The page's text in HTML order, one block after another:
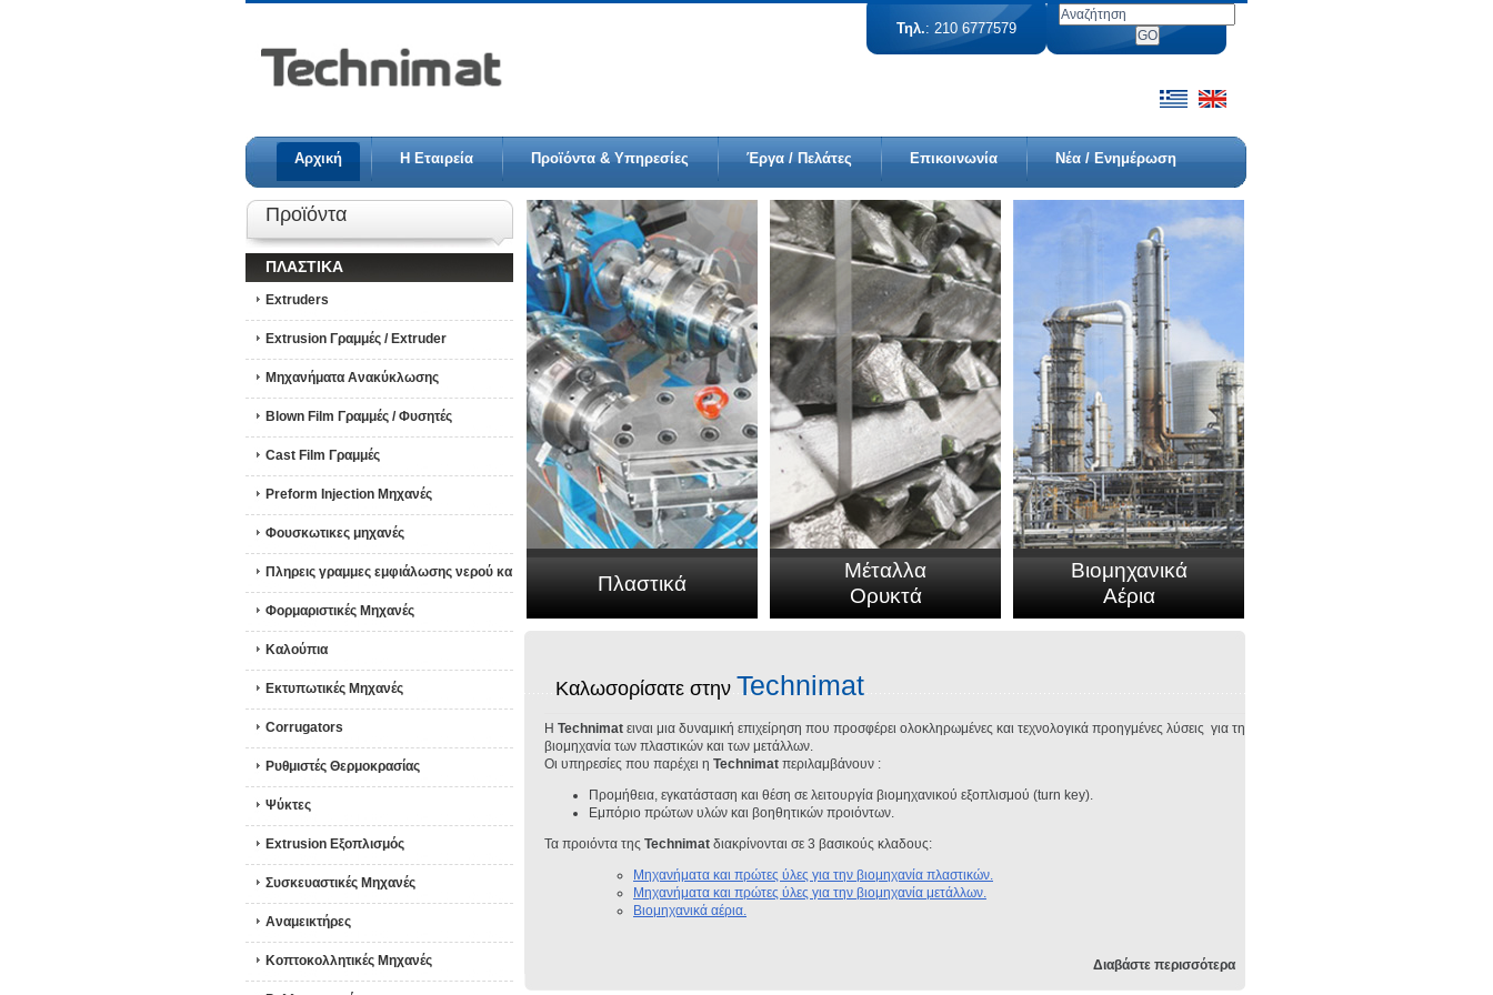
Τηλ.: 210 6777579
Αρχική Η Εταιρεία Προϊόντα & Υπηρεσίες Έργα / Πελάτες Επικοινωνία Νέα / Ενημέρωση
Προϊόντα
ΠΛΑΣΤΙΚΑ
Extruders
Extrusion Γραμμές / Extruder
Μηχανήματα Ανακύκλωσης
Blown Film Γραμμές / Φυσητές
Cast Film Γραμμές
Preform Injection Μηχανές
Φουσκωτικες μηχανές
Πληρεις γραμμες εμφιάλωσης νερού κα
Φορμαριστικές Μηχανές
Καλούπια
Εκτυπωτικές Μηχανές
Corrugators
Ρυθμιστές Θερμοκρασίας
Ψύκτες
Extrusion Εξοπλισμός
Συσκευαστικές Μηχανές
Αναμεικτήρες
Κοπτοκολλητικές Μηχανές
Πλαστικά
Μέταλλα
Ορυκτά
Βιομηχανικά
Αέρια
Kαλωσορίσατε στην Technimat
Η Technimat ειναι μια δυναμική επιχείρηση που προσφέρει ολοκληρωμένες και τεχνολογικά προηγμένες λύσεις για τη
βιομηχανία των πλαστικών και των μετάλλων.
Οι υπηρεσίες που παρέχει η Technimat περιλαμβάνουν :
Προμήθεια, εγκατάσταση και θέση σε λειτουργία βιομηχανικού εξοπλισμού (turn key).
Εμπόριο πρώτων υλών και βοηθητικών προιόντων.
Τα προιόντα της Technimat διακρίνονται σε 3 βασικούς κλαδους:
Μηχανήματα και πρώτες ύλες για την βιομηχανία πλαστικών.
Μηχανήματα και πρώτες ύλες για την βιομηχανία μετάλλων.
Βιομηχανικά αέρια.
Διαβάστε περισσότερα